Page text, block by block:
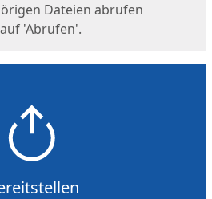
Dateien abrufen
'Abrufen'.